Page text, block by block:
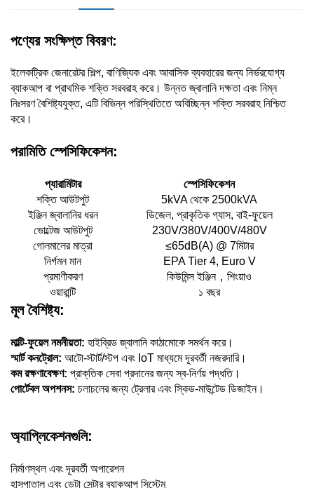
পণ্যের সংক্ষিপ্ত বিবরণ:
ইলেকট্রিক জেনারেটর শিল্প, বাণিজ্যিক এবং আবাসিক ব্যবহারের জন্য নির্ভরযোগ্য
ব্যাকআপ বা প্রাথমিক শক্তি সরবরাহ করে। উন্নত জ্বালানি দক্ষতা এবং নিম্ন
নিঃসরণ বৈশিষ্ট্যযুক্ত, এটি বিভিন্ন পরিস্থিতিতে অবিচ্ছিন্ন শক্তি সরবরাহ নিশ্চিত
করে।
পরামিতি স্পেসিফিকেশন:
প্যারামিটার
স্পেসিফিকেশন
শক্তি আউটপুট
5kVA থেকে 2500kVA
ইঞ্জিন জ্বালানির ধরন
ডিজেল, প্রাকৃতিক গ্যাস, বাই-ফুয়েল
ভোল্টেজ আউটপুট
230V/380V/400V/480V
গোলমালের মাত্রা
≤65dB(A) @ 7মিটার
নির্গমন মান
EPA Tier 4, Euro V
প্রমাণীকরণ
কিউমিন্স ইঞ্জিন，শিংয়াও
ওয়ারান্টি
১ বছর
মূল বৈশিষ্ট্য:
মাল্টি-ফুয়েল নমনীয়তা: হাইব্রিড জ্বালানি কাঠামোকে সমর্থন করে।
স্মার্ট কনট্রোল: আটো-স্টার্ট/স্টপ এবং IoT মাধ্যমে দূরবর্তী নজরদারি।
কম রক্ষণাবেক্ষণ: প্রাক্‌তিক সেবা প্রদানের জন্য স্ব-নির্ণয় পদ্ধতি।
পোর্টেবল অপশনস: চলাচলের জন্য ট্রেলার এবং স্কিড-মাউন্টেড ডিজাইন।
অ্যাপ্লিকেশনগুলি:
নির্মাণস্থল এবং দূরবর্তী অপারেশন
হাসপাতাল এবং ডেটা সেন্টার ব্যাকআপ সিস্টেম